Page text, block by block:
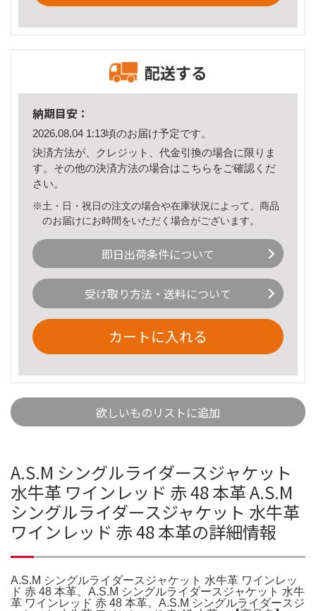
配送する
納期目安：
2026.08.04 1:13頃のお届け予定です。
決済方法が、クレジット、代金引換の場合に限りま
す。その他の決済方法の場合はこちら をご確認くだ
さい。
※土・日・祝日の注文の場合や在庫状況によって、商品
のお届けにお時間をいただく場合がございます。
即日出荷条件について
受け取り方法・送料について
カートに入れる
欲しいものリストに追加
A.S.M シングルライダースジャケット
水牛革 ワインレッド 赤 48 本革 A.S.M
シングルライダースジャケット 水牛革
ワインレッド 赤 48 本革の詳細情報
A.S.M シングルライダースジャケット 水牛革 ワインレッ
ド 赤 48 本革。A.S.M シングルライダースジャケット 水牛
革 ワインレッド 赤 48 本革。A.S.M シングルライダースジ